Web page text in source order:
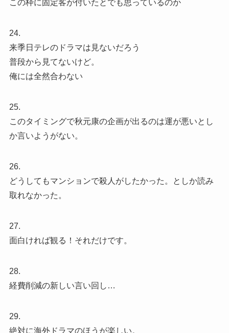
この枠に固定客が付いたとでも思っているのか
24.
来季日テレのドラマは見ないだろう
普段から見てないけど。
俺には全然合わない
25.
このタイミングで秋元康の企画が出るのは運が悪いとし
か言いようがない。
26.
どうしてもマンションで殺人がしたかった。としか読み
取れなかった。
27.
面白ければ観る！それだけです。
28.
経費削減の新しい言い回し…
29.
絶対に海外ドラマのほうが楽しい。